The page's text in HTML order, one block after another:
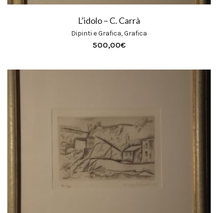
L’idolo – C. Carrà
Dipinti e Grafica,Grafica
500,00€